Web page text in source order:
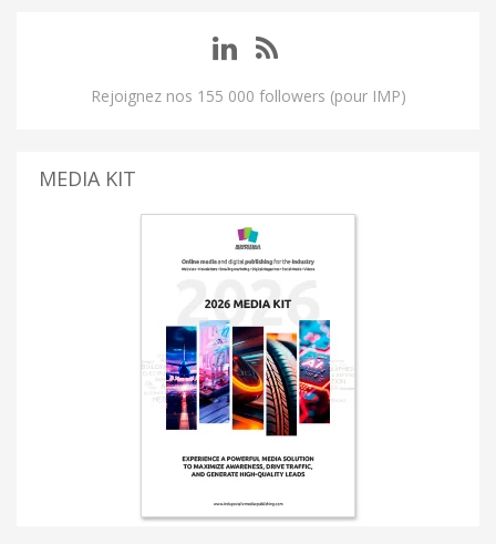
Rejoignez nos 155 000 followers (pour IMP)
MEDIA KIT